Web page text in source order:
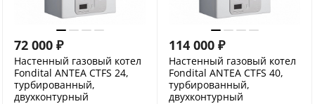
72 000 ₽
Настенный газовый котел
Fondital ANTEA CTFS 24,
турбированный,
двухконтурный
114 000 ₽
Настенный газовый котел
Fondital ANTEA CTFS 40,
турбированный,
двухконтурный